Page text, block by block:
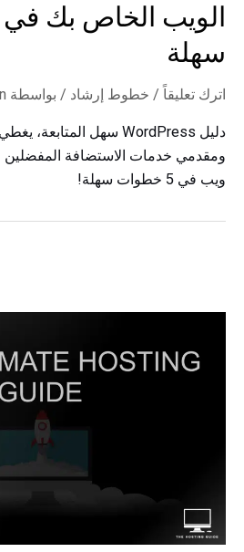
سهلة
اترك تعليقاً / خطوط إرشاد / بواسطة
ومقدمي خدمات الاستضافة المفضلين
ويب في 5 خطوات سهلة!